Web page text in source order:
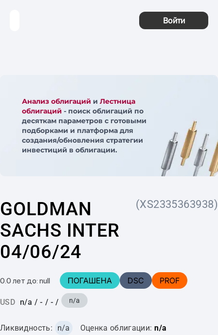
Войти
Анализ облигаций и Лестница
облигаций - поиск облигаций по
десяткам параметров с готовыми
подборками и платформа для
создания/обновления стратегии
инвестиций в облигации.
GOLDMAN
SACHS INTER
04/06/24
(XS2335363938)
0.0 лет до: null ПОГАШЕНА DSC PROF
USD n/a / - / - / n/a
Ликвидность: n/a Оценка облигации: n/a